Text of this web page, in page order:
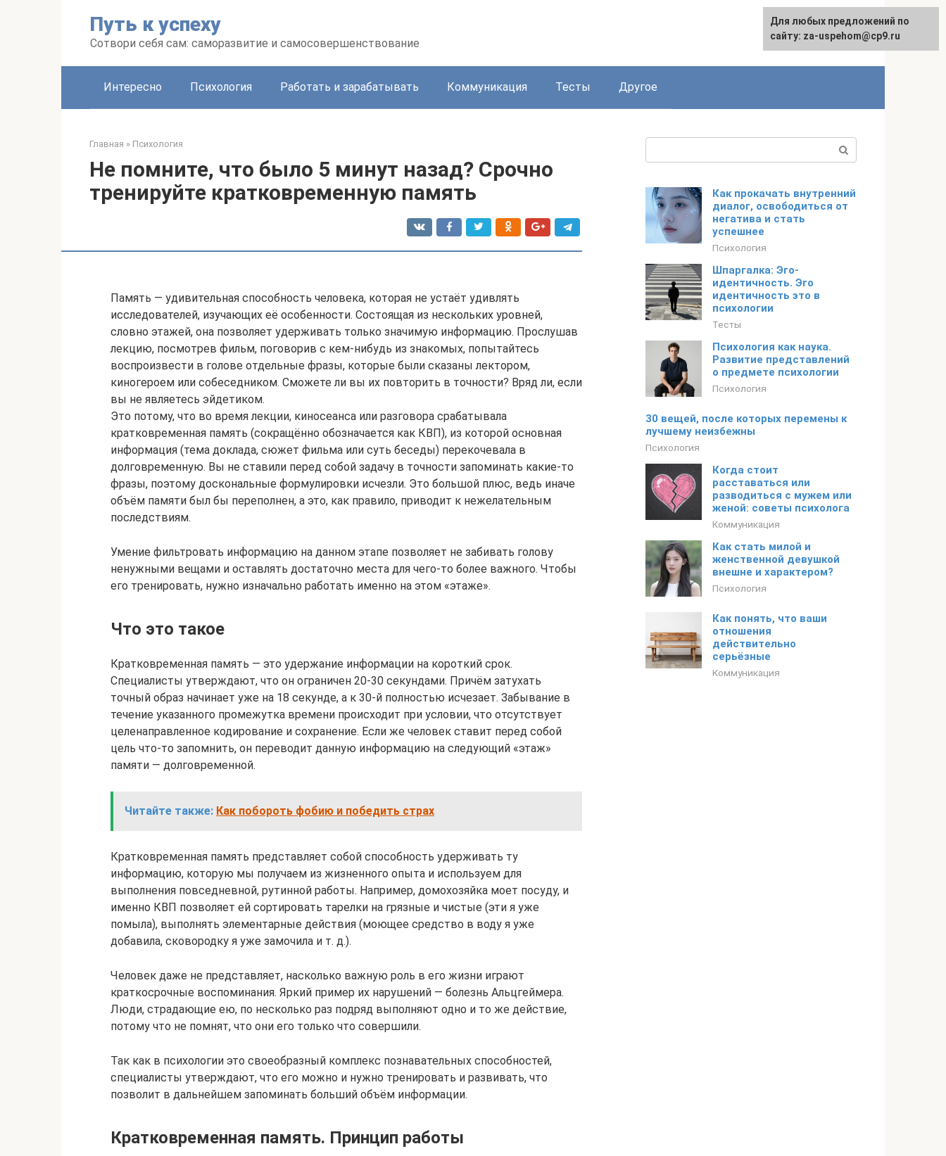
Путь к успеху
Сотвори себя сам: саморазвитие и самосовершенствование
English
Интересно Психология Работать и зарабатывать Коммуникация Тесты Другое
Главная » Психология
Не помните, что было 5 минут назад? Срочно
тренируйте кратковременную память
Память — удивительная способность человека, которая не устаёт удивлять
исследователей, изучающих её особенности. Состоящая из нескольких уровней,
словно этажей, она позволяет удерживать только значимую информацию. Прослушав
лекцию, посмотрев фильм, поговорив с кем-нибудь из знакомых, попытайтесь
воспроизвести в голове отдельные фразы, которые были сказаны лектором,
киногероем или собеседником. Сможете ли вы их повторить в точности? Вряд ли, если
вы не являетесь эйдетиком.
Это потому, что во время лекции, киносеанса или разговора срабатывала
кратковременная память (сокращённо обозначается как КВП), из которой основная
информация (тема доклада, сюжет фильма или суть беседы) перекочевала в
долговременную. Вы не ставили перед собой задачу в точности запоминать какие-то
фразы, поэтому доскональные формулировки исчезли. Это большой плюс, ведь иначе
объём памяти был бы переполнен, а это, как правило, приводит к нежелательным
последствиям.
Умение фильтровать информацию на данном этапе позволяет не забивать голову
ненужными вещами и оставлять достаточно места для чего-то более важного. Чтобы
его тренировать, нужно изначально работать именно на этом «этаже».
Что это такое
Кратковременная память — это удержание информации на короткий срок.
Специалисты утверждают, что он ограничен 20-30 секундами. Причём затухать
точный образ начинает уже на 18 секунде, а к 30-й полностью исчезает. Забывание в
течение указанного промежутка времени происходит при условии, что отсутствует
целенаправленное кодирование и сохранение. Если же человек ставит перед собой
цель что-то запомнить, он переводит данную информацию на следующий «этаж»
памяти — долговременной.
Читайте также: Как побороть фобию и победить страх
Кратковременная память представляет собой способность удерживать ту
информацию, которую мы получаем из жизненного опыта и используем для
выполнения повседневной, рутинной работы. Например, домохозяйка моет посуду, и
именно КВП позволяет ей сортировать тарелки на грязные и чистые (эти я уже
помыла), выполнять элементарные действия (моющее средство в воду я уже
добавила, сковородку я уже замочила и т. д.).
Человек даже не представляет, насколько важную роль в его жизни играют
краткосрочные воспоминания. Яркий пример их нарушений — болезнь Альцгеймера.
Люди, страдающие ею, по несколько раз подряд выполняют одно и то же действие,
потому что не помнят, что они его только что совершили.
Так как в психологии это своеобразный комплекс познавательных способностей,
специалисты утверждают, что его можно и нужно тренировать и развивать, что
позволит в дальнейшем запоминать больший объём информации.
Кратковременная память. Принцип работы
Как прокачать внутренний
диалог, освободиться от
негатива и стать
успешнее
Психология
Шпаргалка: Эго-
идентичность. Эго
идентичность это в
психологии
Тесты
Психология как наука.
Развитие представлений
о предмете психологии
Психология
30 вещей, после которых перемены к
лучшему неизбежны
Психология
Когда стоит
расставаться или
разводиться с мужем или
женой: советы психолога
Коммуникация
Как стать милой и
женственной девушкой
внешне и характером?
Психология
Как понять, что ваши
отношения
действительно
серьёзные
Коммуникация
Для любых предложений по
сайту: za-uspehom@cp9.ru